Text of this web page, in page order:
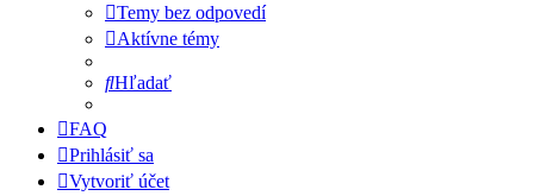
Temy bez odpovedí
Aktívne témy
Hľadať
FAQ
Prihlásiť sa
Vytvoriť účet